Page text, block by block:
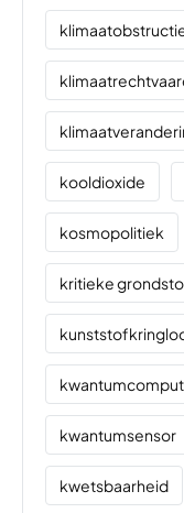
kooldioxide
kosmopolitiek
kritieke
kwantumsensor
kwetsbaarheid